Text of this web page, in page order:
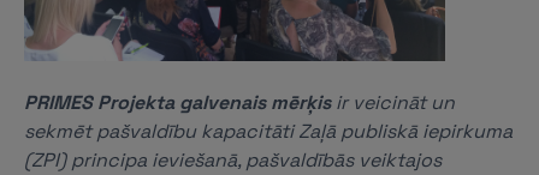
PRIMES Projekta galvenais mērķisir veicināt un
sekmēt pašvaldību kapacitāti Zaļā publiskā iepirkuma
(ZPI) principa ieviešanā, pašvaldībās veiktajos